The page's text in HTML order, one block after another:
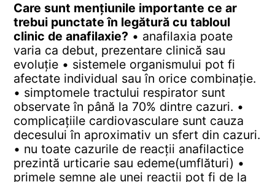
Care sunt mențiunile importante ce ar
trebui punctate în legătură cu tabloul
clinic de anafilaxie? • anafilaxia poate
varia ca debut, prezentare clinică sau
evoluție• sistemele organismului pot fi
afectate individual sau în orice combinație.
• simptomele tractului respirator sunt
observate în până la 70% dintre cazuri. •
complicațiile cardiovasculare sunt cauza
decesului în aproximativ un sfert din cazuri.
• nu toate cazurile de reacții anafilactice
prezintă urticarie sau edeme(umflături) •
primele semne ale unei reacții pot fi de la